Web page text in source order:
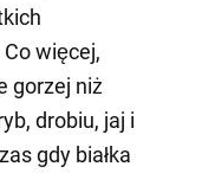
więcej,
gorzej niż
drobiu, jaj i
gdy białka